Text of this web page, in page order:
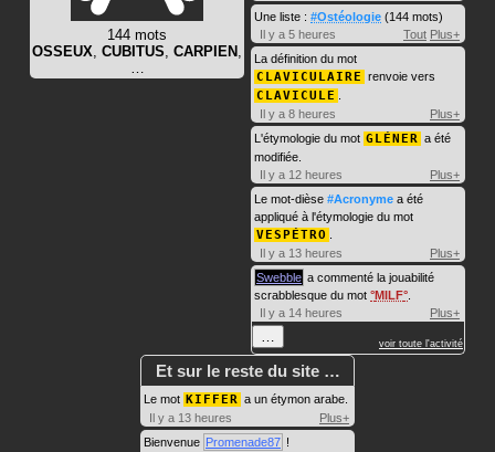
144 mots
OSSEUX CUBITUS CARPIEN
Une liste : #Ostéologie (144 mots)
Il y a 5 heures
Tout Plus+
La définition du mot
CLAVICULAIRE renvoie vers
CLAVICULE
Il y a 8 heures
Plus+
L'étymologie du mot GLÉNER a été
modifiée.
Il y a 12 heures
Plus+
Le mot-dièse #Acronyme a été
appliqué à l'étymologie du mot
VESPÉTRO
Il y a 13 heures
Plus+
Swebble a commenté la jouabilité
scrabblesque du mot MILF
Il y a 14 heures
Plus+
voir toute l'activité
Et sur le reste du site …
Le mot KIFFER a un étymon arabe.
Il y a 13 heures
Plus+
Bienvenue Promenade87 !